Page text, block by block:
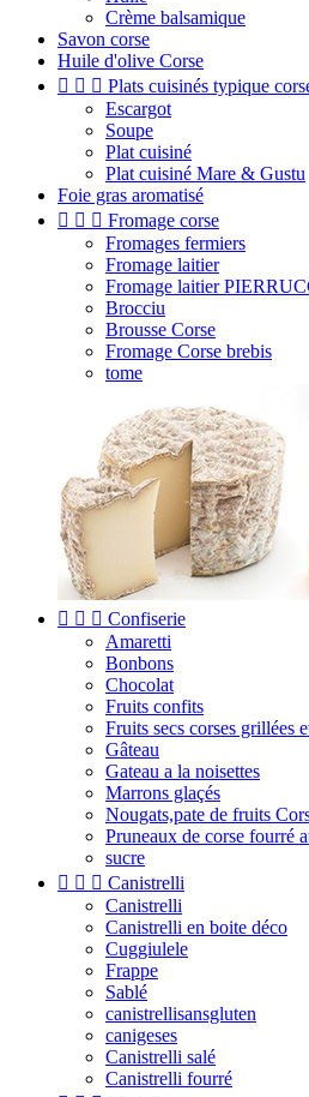
Crème balsamique
Savon corse
Huile d'olive Corse
   Plats cuisinés typique
Escargot
Soupe
Plat cuisiné
Plat cuisiné Mare & Gustu
Foie gras aromatisé
   Fromage corse
Fromages fermiers
Fromage laitier
Fromage laitier
Brocciu
Brousse Corse
Fromage Corse brebis
tome
   Confiserie
Amaretti
Bonbons
Chocolat
Fruits confits
Fruits secs corses grillées
Gâteau
Gateau a la noisettes
Marrons glaçés
Nougats,pate de fruits
Pruneaux de corse fourré
sucre
   Canistrelli
Canistrelli
Canistrelli en boite déco
Cuggiulele
Frappe
Sablé
canistrellisansgluten
canigeses
Canistrelli salé
Canistrelli fourré